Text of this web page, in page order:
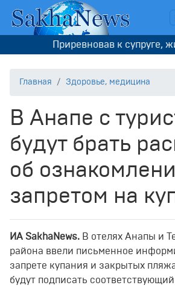
Приревновав к супруге,
Главная Здоровье, медицина
В Анапе с
будут брать
об
запретом на
ИА SakhaNews. В отелях Анапы и
района ввели письменное
запрете купания и закрытых
будут подписать